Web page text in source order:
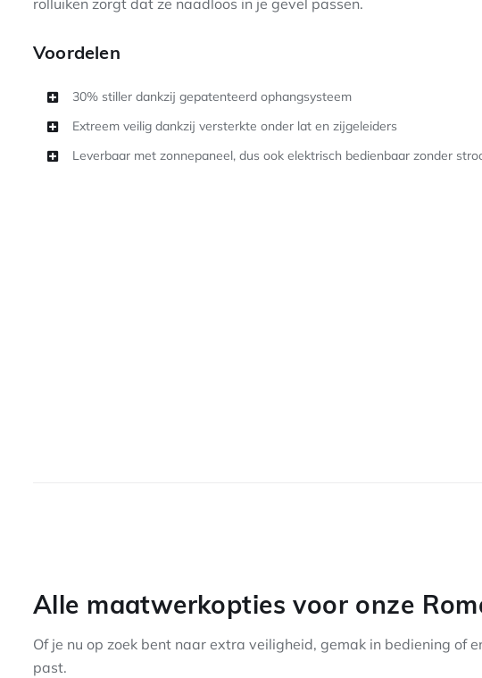
rolluiken zorgt dat ze naadloos in je gevel passen.
Voordelen
30% stiller dankzij gepatenteerd ophangsysteem
Extreem veilig dankzij versterkte onder lat en zijgeleiders
Leverbaar met zonnepaneel, dus ook elektrisch bedienbaar zonder
Alle maatwerkopties voor onze
Of je nu op zoek bent naar extra veiligheid, gemak in bediening of
past.